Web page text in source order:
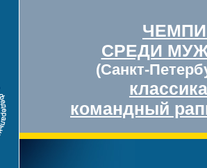
СРЕДИ
(Санкт-
классика
командный